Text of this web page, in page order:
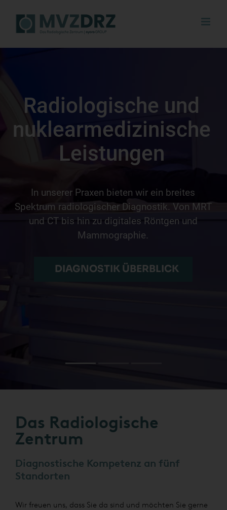
springen
Radiologische und
nuklearmedizinische
Leistungen
In unserer Praxen bieten wir ein breites
Spektrum radiologischer Diagnostik. Von MRT
und CT bis hin zu digitales Röntgen und
Mammographie.
DIAGNOSTIK ÜBERBLICK
Das Radiologische
Zentrum
Diagnostische Kompetenz an fünf
Standorten
Wir freuen uns, dass Sie da sind und möchten Sie gerne